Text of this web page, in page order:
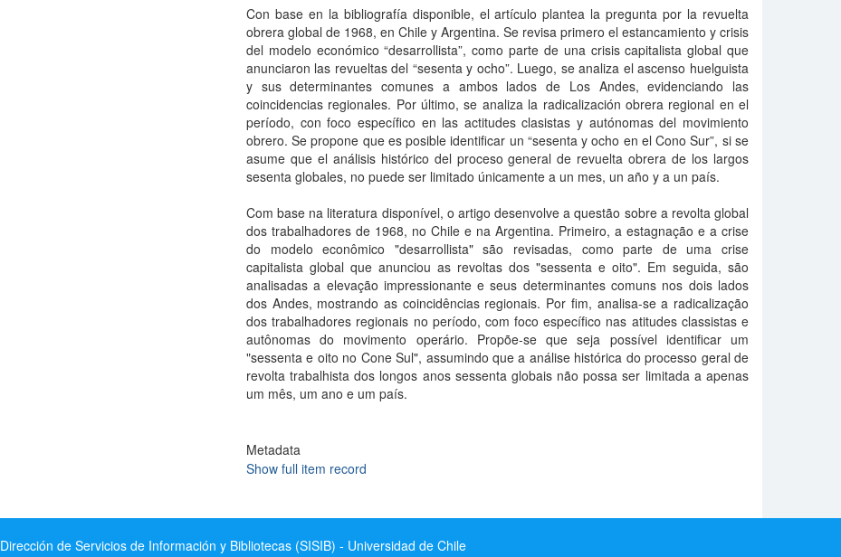
Con base en la bibliografía disponible, el artículo plantea la pregunta por la revuelta
obrera global de 1968, en Chile y Argentina. Se revisa primero el estancamiento y crisis
del modelo económico “desarrollista”, como parte de una crisis capitalista global que
anunciaron las revueltas del “sesenta y ocho”. Luego, se analiza el ascenso huelguista
y sus determinantes comunes a ambos lados de Los Andes, evidenciando las
coincidencias regionales. Por último, se analiza la radicalización obrera regional en el
período, con foco específico en las actitudes clasistas y autónomas del movimiento
obrero. Se propone que es posible identificar un “sesenta y ocho en el Cono Sur”, si se
asume que el análisis histórico del proceso general de revuelta obrera de los largos
sesenta globales, no puede ser limitado únicamente a un mes, un año y a un país.
Com base na literatura disponível, o artigo desenvolve a questão sobre a revolta global
dos trabalhadores de 1968, no Chile e na Argentina. Primeiro, a estagnação e a crise
do modelo econômico "desarrollista" são revisadas, como parte de uma crise
capitalista global que anunciou as revoltas dos "sessenta e oito". Em seguida, são
analisadas a elevação impressionante e seus determinantes comuns nos dois lados
dos Andes, mostrando as coincidências regionais. Por fim, analisa-se a radicalização
dos trabalhadores regionais no período, com foco específico nas atitudes classistas e
autônomas do movimento operário. Propõe-se que seja possível identificar um
"sessenta e oito no Cone Sul", assumindo que a análise histórica do processo geral de
revolta trabalhista dos longos anos sessenta globais não possa ser limitada a apenas
um mês, um ano e um país.
Metadata
Show full item record
Dirección de Servicios de Información y Bibliotecas (SISIB) - Universidad de Chile